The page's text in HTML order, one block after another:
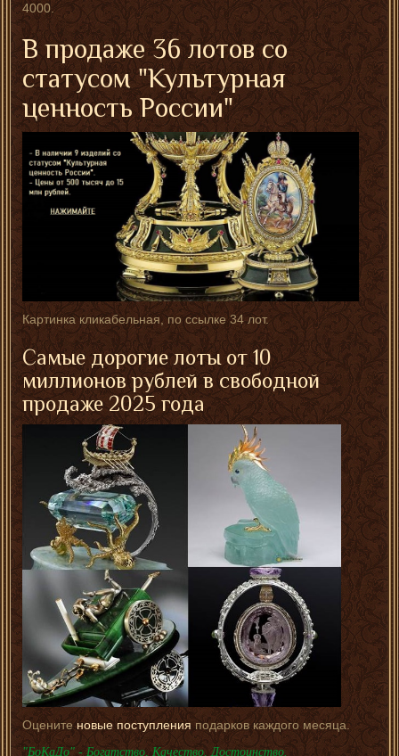
4000.
В продаже 36 лотов со
статусом "Культурная
ценность России"
Картинка кликабельная, по ссылке 34 лот.
Самые дорогие лоты от 10
миллионов рублей в свободной
продаже 2025 года
Оценитеновые поступления подарков каждого месяца.
"БоКаДо" - Богатство, Качество, Достоинство.